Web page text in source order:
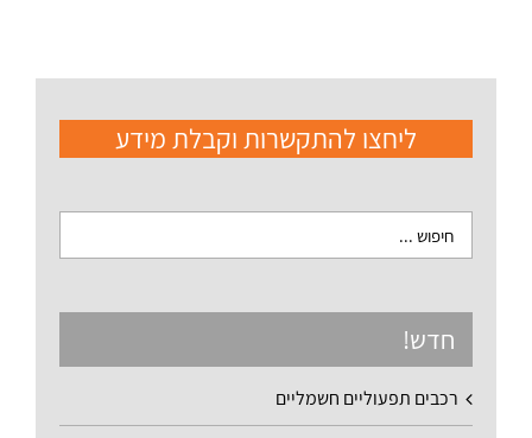
ליחצו להתקשרות וקבלת מידע
חדש!
רכבים תפעוליים חשמליים